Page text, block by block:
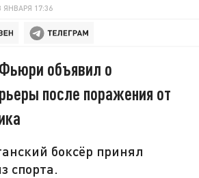
ЯНВАРЯ 17:36
объявил о
после поражения от
боксёр принял
спорта.